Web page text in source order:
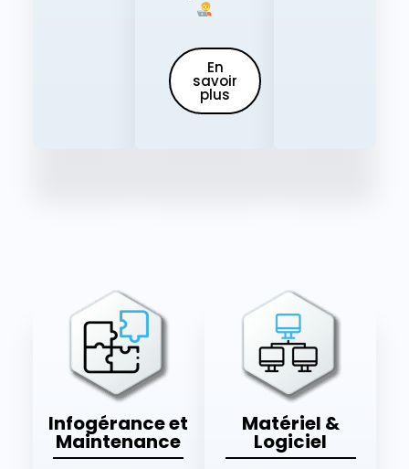
En
savoir
plus
Infogérance et
Maintenance
Matériel &
Logiciel